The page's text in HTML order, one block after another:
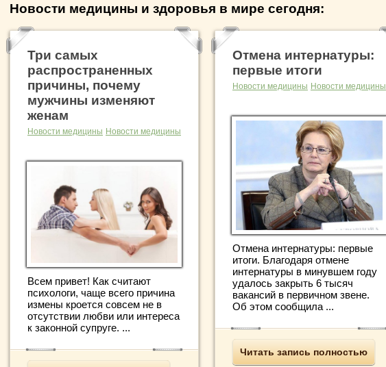
Новости медицины и здоровья в мире сегодня:
Три самых
распространенных
причины, почему
мужчины изменяют
женам
Новости медицины Новости медицины
Всем привет! Как считают
психологи, чаще всего причина
измены кроется совсем не в
отсутствии любви или интереса
к законной супруге. ...
Отмена интернатуры:
первые итоги
Новости медицины Новости медицины
Отмена интернатуры: первые
итоги. Благодаря отмене
интернатуры в минувшем году
удалось закрыть 6 тысяч
вакансий в первичном звене.
Об этом сообщила ...
Читать запись полностью